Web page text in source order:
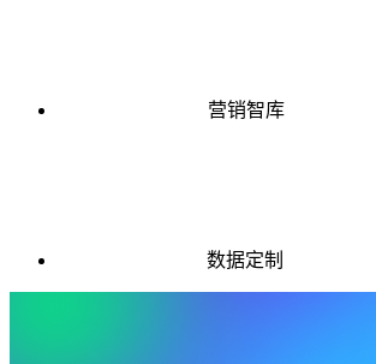
营销智库
数据定制